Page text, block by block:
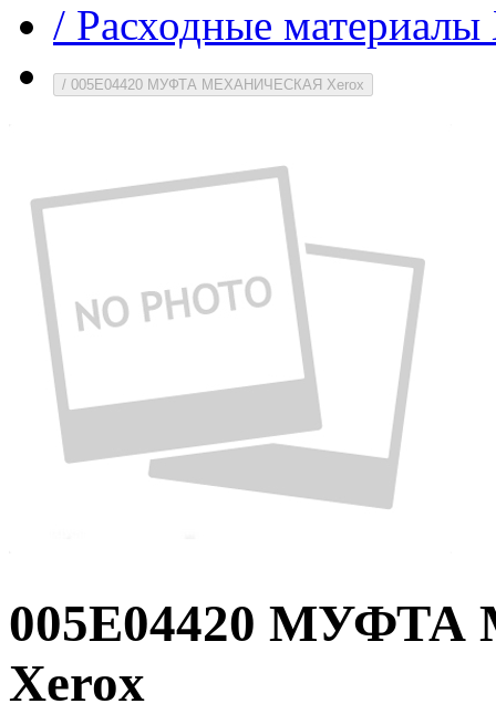
/ Расходные
/ 005E04420 МУФТА МЕХАНИЧЕСКАЯ Xerox
005E04420
Xerox